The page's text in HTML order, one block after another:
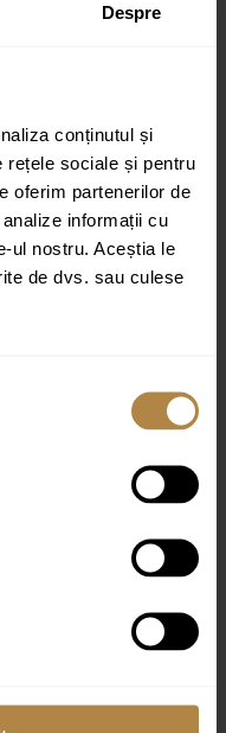
Despre
conținutul și
rețele sociale și pentru
oferim partenerilor de
informații cu
ul nostru. Aceștia le
de dvs. sau culese